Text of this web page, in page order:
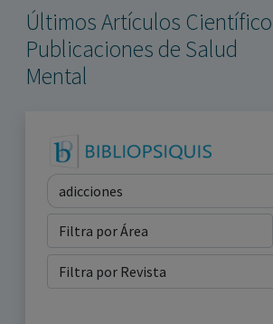
Últimos Artículos
Publicaciones de Salud
Mental